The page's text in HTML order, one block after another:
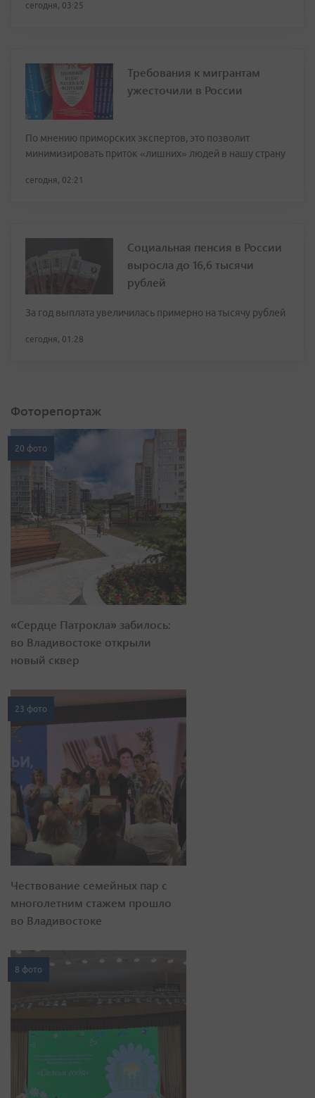
сегодня, 03:25
Требования к мигрантам
ужесточили в России
По мнению приморских экспертов, это позволит
минимизировать приток «лишних» людей в нашу страну
сегодня, 02:21
Социальная пенсия в России
выросла до 16,6 тысячи
рублей
За год выплата увеличилась примерно на тысячу рублей
сегодня, 01:28
Фоторепортаж
20 фото
«Сердце Патрокла» забилось:
во Владивостоке открыли
новый сквер
23 фото
Чествование семейных пар с
многолетним стажем прошло
во Владивостоке
8 фото